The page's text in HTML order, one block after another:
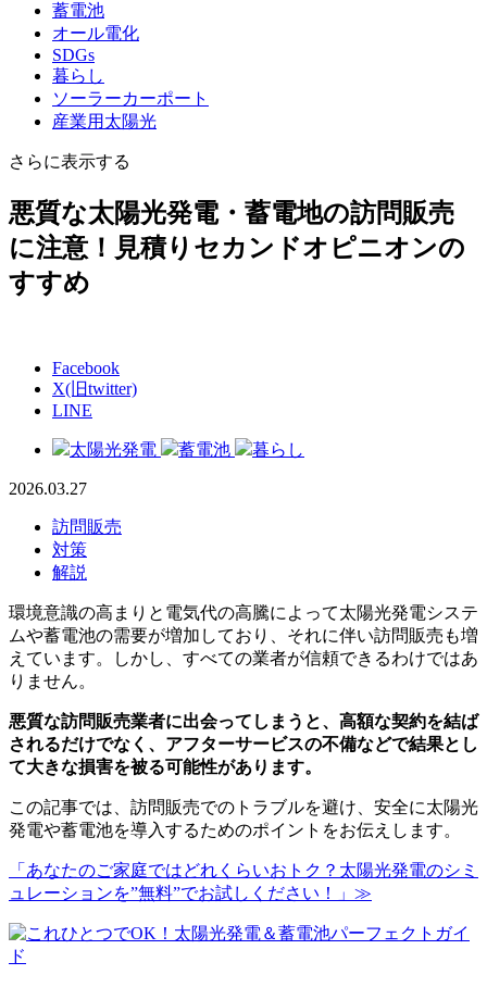
蓄電池
オール電化
SDGs
暮らし
ソーラーカーポート
産業用太陽光
さらに表示する
悪質な太陽光発電・蓄電地の訪問販売
に注意！見積りセカンドオピニオンの
すすめ
Facebook
X(旧twitter)
LINE
太陽光発電 蓄電池 暮らし
2026.03.27
訪問販売
対策
解説
環境意識の高まりと電気代の高騰によって太陽光発電システ
ムや蓄電池の需要が増加しており、それに伴い訪問販売も増
えています。しかし、すべての業者が信頼できるわけではあ
りません。
悪質な訪問販売業者に出会ってしまうと、高額な契約を結ば
されるだけでなく、アフターサービスの不備などで結果とし
て大きな損害を被る可能性があります。
この記事では、訪問販売でのトラブルを避け、安全に太陽光
発電や蓄電池を導入するためのポイントをお伝えします。
「あなたのご家庭ではどれくらいおトク？太陽光発電のシミ
ュレーションを”無料”でお試しください！」≫